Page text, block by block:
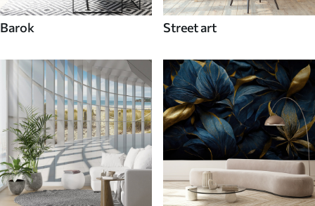
Barok Street art